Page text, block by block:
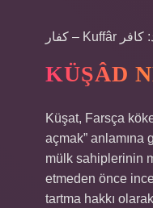
KÜŞÂD
Küşat, Farsça
açmak” anlamına
mülk sahiplerinin
etmeden önce
tartma hakkı